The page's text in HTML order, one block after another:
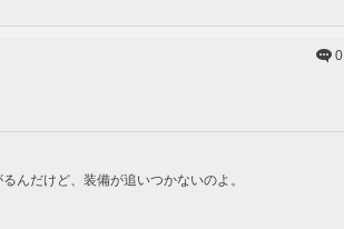
0
んだけど、装備が追いつかないのよ。